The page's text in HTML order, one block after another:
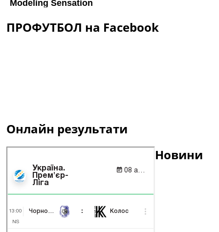
ПРОФУТБОЛ на Facebook
Онлайн результати
Новини